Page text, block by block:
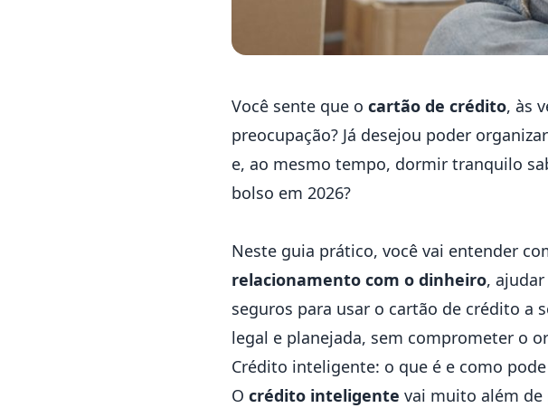
Você sente que o cartão de crédito, às
preocupação? Já desejou poder
e, ao mesmo tempo, dormir tranquilo
bolso em 2026?
Neste guia prático, você vai entender
relacionamento com o dinheiro,
seguros para usar o cartão de crédito a
legal e planejada, sem comprometer o
Crédito inteligente: o que é e como
O crédito inteligente vai muito além de